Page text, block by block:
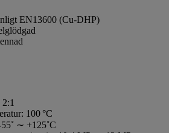
EN13600 (Cu-DHP)
100 °C
∼ +125˚C